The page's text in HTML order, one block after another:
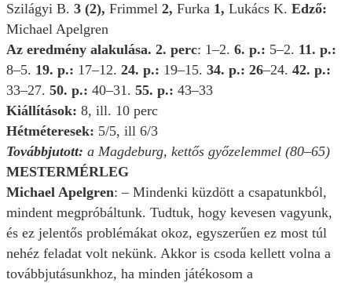
Szilágyi B. 3 (2), Frimmel 2, Furka 1, Lukács K. Edző:
Michael Apelgren
Az eredmény alakulása. 2. perc: 1–2. 6. p.: 5–2. 11. p.:
8–5. 19. p.: 17–12. 24. p.: 19–15. 34. p.: 26–24. 42. p.:
33–27. 50. p.: 40–31. 55. p.: 43–33
Kiállítások: 8, ill. 10 perc
Hétméteresek: 5/5, ill 6/3
Továbbjutott: a Magdeburg, kettős győzelemmel (80–65)
MESTERMÉRLEG
Michael Apelgren: – Mindenki küzdött a csapatunkból,
mindent megpróbáltunk. Tudtuk, hogy kevesen vagyunk,
és ez jelentős problémákat okoz, egyszerűen ez most túl
nehéz feladat volt nekünk. Akkor is csoda kellett volna a
továbbjutásunkhoz, ha minden játékosom a